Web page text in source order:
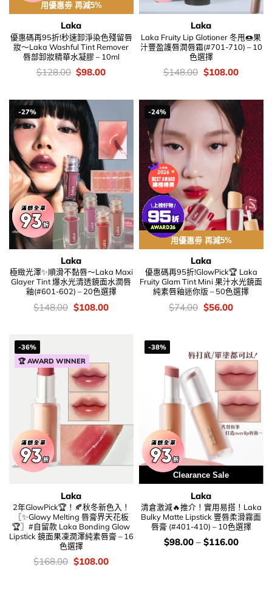
用優惠劵 再減5%
Laka
優惠碼再95折!秒速卸淨染色殘留唇
妝～Laka Washful Tint Remover
唇部卸妝精華水凝膠 – 10ml
價
錢：
$128.00 Original
price
$128.00.
$98.00Current
$98.00.
Laka
Laka Fruity Lip Glotioner 冬甩🍩果
汁豐盈護唇潤唇霜(#701-710) – 10
色選擇
價
錢：
$148.00 Original
price
$148.00.
$108.00Current
-27%
Laka
極緻光澤✨順滑不黏唇～Laka Maxi
Glayer Tint 爆水光清透鏡面水潤唇
釉(#601-602) – 20色選擇
價
錢：
$148.00 Original
price
$108.00Current
-24%
用優惠劵 再減5%
Laka
優惠碼再95折!GlowPick🏆 Laka
Fruity Glam Tint Mini 果汁水光鏡面
純素唇釉迷你版 – 50色選擇
價
錢：
$74.00 Original
price
$56.00Current
-36%
🏆 AWARD WINNER
Laka
2年GlowPick🏆！🍂秋冬新色入！
〖✨Glowy Melting 唇膏界天花板
🏆〗#自留款 Laka Bonding Glow
Lipstick 鏡面果凍潤澤純素唇膏 – 16
色選擇
價
$168.00 Original
$108.00Current
-38%
Clearance Sale
Laka
清倉激減🔥推介！實用易搭！Laka
Bulky Matte Lipstick 豐唇柔滑霧面
唇膏 (#401-410) – 10色選擇
價
$98.00– $116.00